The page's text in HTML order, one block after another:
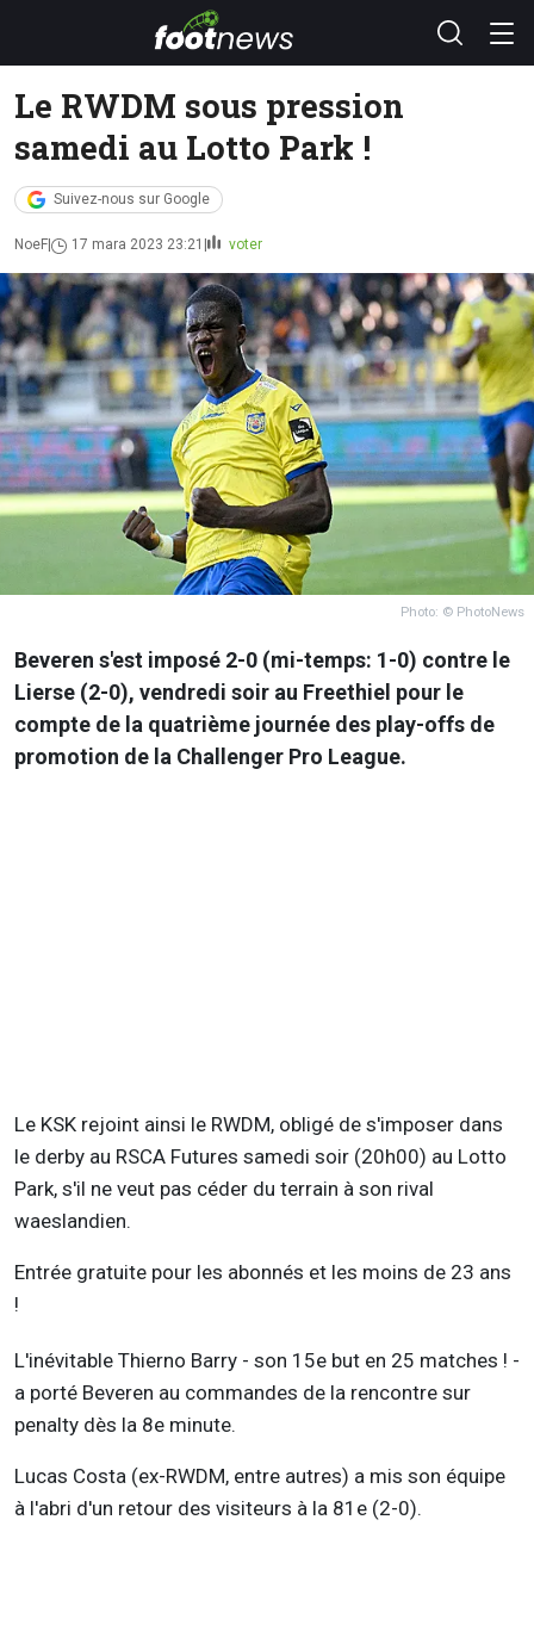
Le RWDM sous pression
samedi au Lotto Park !
Suivez-nous sur Google
NoeF 17 mara 2023 23:21 voter
Photo: © PhotoNews
Beveren s'est imposé 2-0 (mi-temps: 1-0) contre le
Lierse (2-0), vendredi soir au Freethiel pour le
compte de la quatrième journée des play-offs de
promotion de la Challenger Pro League.
Le KSK rejoint ainsi le RWDM, obligé de s'imposer dans
le derby au RSCA Futures samedi soir (20h00) au Lotto
Park, s'il ne veut pas céder du terrain à son rival
waeslandien.
Entrée gratuite pour les abonnés et les moins de 23 ans
!
L'inévitable Thierno Barry - son 15e but en 25 matches ! -
a porté Beveren au commandes de la rencontre sur
penalty dès la 8e minute.
Lucas Costa (ex-RWDM, entre autres) a mis son équipe
à l'abri d'un retour des visiteurs à la 81e (2-0).